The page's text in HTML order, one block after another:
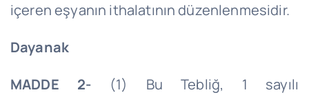
içeren eşyanın ithalatının düzenlenmesidir.
Dayanak
MADDE 2- (1) Bu Tebliğ, 1 sayılı